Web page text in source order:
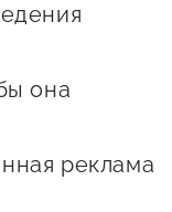
она
реклама